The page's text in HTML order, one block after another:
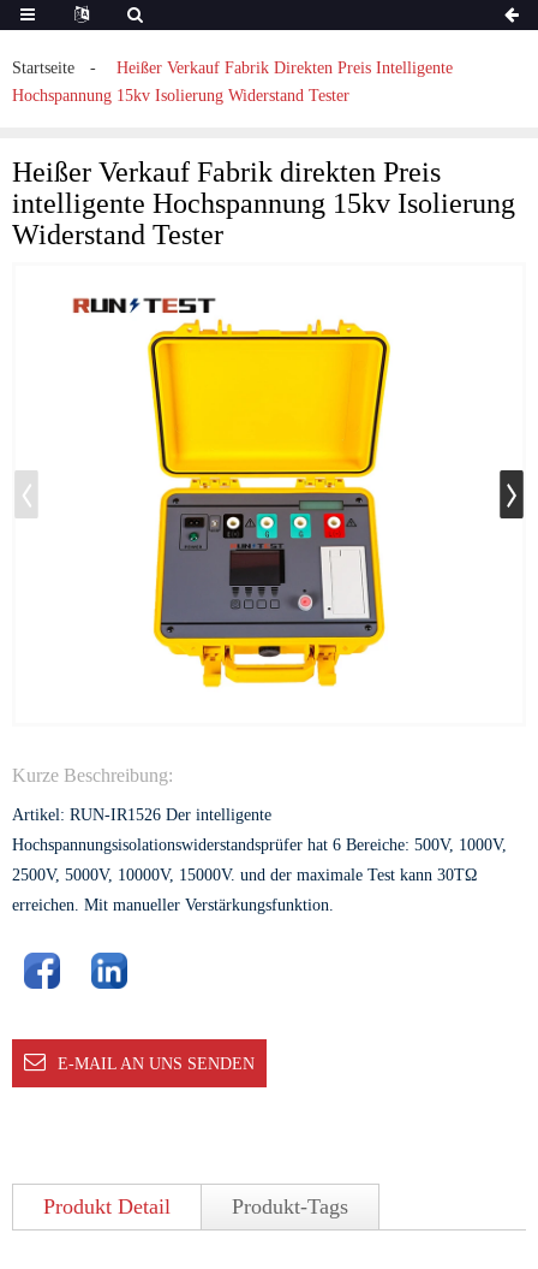
Startseite
Heißer Verkauf Fabrik Direkten Preis Intelligente
Hochspannung 15kv Isolierung Widerstand Tester
Heißer Verkauf Fabrik direkten Preis
intelligente Hochspannung 15kv Isolierung
Widerstand Tester
Kurze Beschreibung:
Artikel: RUN-IR1526 Der intelligente
Hochspannungsisolationswiderstandsprüfer hat 6 Bereiche: 500V, 1000V,
2500V, 5000V, 10000V, 15000V. und der maximale Test kann 30TΩ
erreichen. Mit manueller Verstärkungsfunktion.
E-MAIL AN UNS SENDEN
Produkt Detail Produkt-Tags